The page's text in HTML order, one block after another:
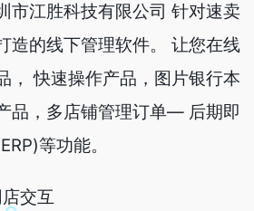
市江胜科技有限公司 针对速卖
造的线下管理软件。 让您在线
， 快速操作产品，图片银行本
品，多店铺管理订单— 后期即
等功能。
交互